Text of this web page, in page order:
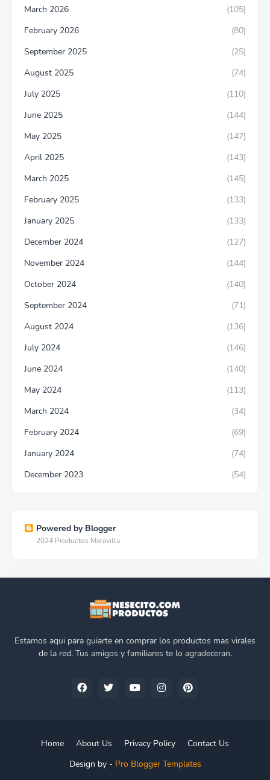
March 2026
(105)
February 2026
(80)
September 2025
(25)
August 2025
(74)
July 2025
(110)
June 2025
(144)
May 2025
(147)
April 2025
(143)
March 2025
(145)
February 2025
(133)
January 2025
(133)
December 2024
(127)
November 2024
(144)
October 2024
(140)
September 2024
(71)
August 2024
(136)
July 2024
(146)
June 2024
(140)
May 2024
(113)
March 2024
(34)
February 2024
(69)
January 2024
(74)
December 2023
(54)
Powered by Blogger
2024 Productos Maravilla
Estamos aqui para guiarte en comprar los productos mas virales
de la red. Tus amigos y familiares te lo agradeceran.
Design by - Pro Blogger Templates
Home About Us Privacy Policy Contact Us